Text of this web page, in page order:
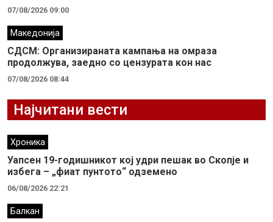
07/08/2026 09:00
Македонија
СДСМ: Организираната кампања на омраза
продолжува, заедно со цензурата кон нас
07/08/2026 08:44
Најчитани вести
Хроника
Уапсен 19-годишникот кој удри пешак во Скопје и
избега – „фиат пунтото“ одземено
06/08/2026 22:21
Балкан